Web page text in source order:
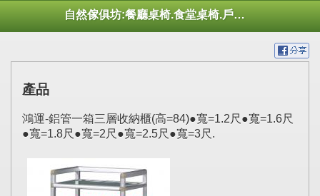
自然傢俱坊:餐廳桌椅.食堂桌椅.戶外桌椅.休閒桌椅.幼托桌椅.庭院市集陽傘
產品
鴻運-鋁管一箱三層收納櫃(高=84)●寬=1.2尺●寬=1.6尺
●寬=1.8尺●寬=2尺●寬=2.5尺●寬=3尺.